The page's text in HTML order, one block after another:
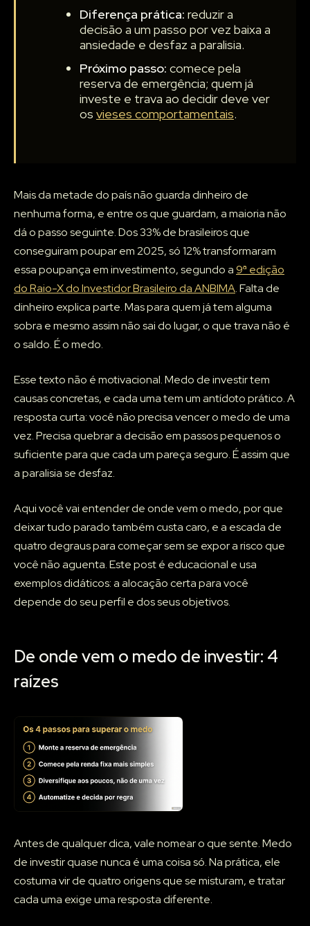
Diferença prática: reduzir a
decisão a um passo por vez baixa a
ansiedade e desfaz a paralisia.
Próximo passo: comece pela
reserva de emergência; quem já
investe e trava ao decidir deve ver
os vieses comportamentais.
Mais da metade do país não guarda dinheiro de
nenhuma forma, e entre os que guardam, a maioria não
dá o passo seguinte. Dos 33% de brasileiros que
conseguiram poupar em 2025, só 12% transformaram
essa poupança em investimento, segundo a9ª edição
do Raio-X do Investidor Brasileiro da ANBIMA. Falta de
dinheiro explica parte. Mas para quem já tem alguma
sobra e mesmo assim não sai do lugar, o que trava não é
o saldo. É o medo.
Esse texto não é motivacional. Medo de investir tem
causas concretas, e cada uma tem um antídoto prático. A
resposta curta: você não precisa vencer o medo de uma
vez. Precisa quebrar a decisão em passos pequenos o
suficiente para que cada um pareça seguro. É assim que
a paralisia se desfaz.
Aqui você vai entender de onde vem o medo, por que
deixar tudo parado também custa caro, e a escada de
quatro degraus para começar sem se expor a risco que
você não aguenta. Este post é educacional e usa
exemplos didáticos: a alocação certa para você
depende do seu perfil e dos seus objetivos.
De onde vem o medo de investir: 4
raízes
Antes de qualquer dica, vale nomear o que sente. Medo
de investir quase nunca é uma coisa só. Na prática, ele
costuma vir de quatro origens que se misturam, e tratar
cada uma exige uma resposta diferente.